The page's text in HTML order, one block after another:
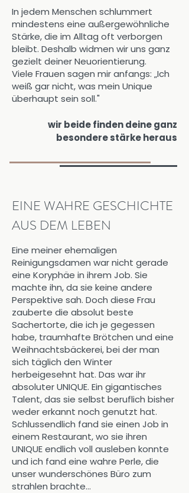
In jedem Menschen schlummert
mindestens eine außergewöhnliche
Stärke, die im Alltag oft verborgen
bleibt. Deshalb widmen wir uns ganz
gezielt deiner Neuorientierung.
Viele Frauen sagen mir anfangs: „Ich
weiß gar nicht, was mein Unique
überhaupt sein soll."
wir beide finden deine ganz
besondere stärke heraus
EINE WAHRE GESCHICHTE
AUS DEM LEBEN
Eine meiner ehemaligen
Reinigungsdamen war nicht gerade
eine Koryphäe in ihrem Job. Sie
machte ihn, da sie keine andere
Perspektive sah. Doch diese Frau
zauberte die absolut beste
Sachertorte, die ich je gegessen
habe, traumhafte Brötchen und eine
Weihnachtsbäckerei, bei der man
sich täglich den Winter
herbeigesehnt hat. Das war ihr
absoluter UNIQUE. Ein gigantisches
Talent, das sie selbst beruflich bisher
weder erkannt noch genutzt hat.
Schlussendlich fand sie einen Job in
einem Restaurant, wo sie ihren
UNIQUE endlich voll ausleben konnte
und ich fand eine wahre Perle, die
unser wunderschönes Büro zum
strahlen brachte...